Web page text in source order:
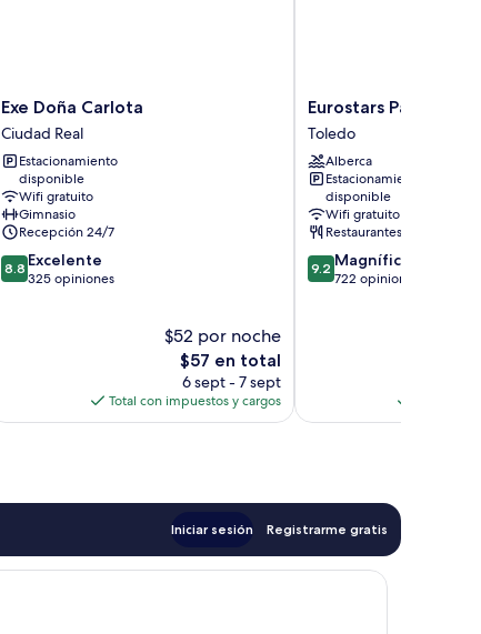
Exe
Doña
Carlota
Ciudad
Real
Exe Doña Carlota
Ciudad Real
Estacionamiento
disponible
Wifi gratuito
Gimnasio
Recepción 24/7
8.8
de
8.8 Excelente
325 opiniones
$52 por noche
El
precio
actual
es
$57 en total
6 sept - 7 sept
Total con impuestos y cargos
Eurostars
Palacio
Buenavista
Toledo
Eurostars Palacio
Toledo
Alberca
Estacionamiento
disponible
Wifi gratuito
Restaurantes
9.2
de
9.2 Magnífico
722 opiniones
Iniciar sesión Registrarme gratis